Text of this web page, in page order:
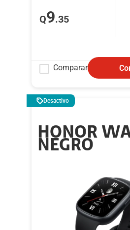
Q9.35
Comparar
Desactivo
HONOR
NEGRO